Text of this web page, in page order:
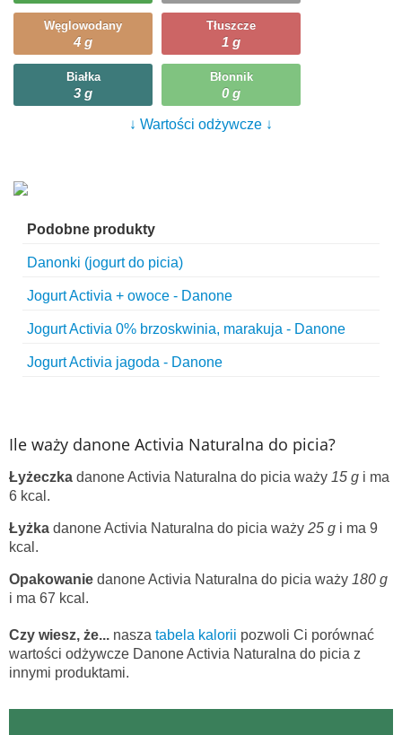
Węglowodany
4 g
Tłuszcze
1 g
Białka
3 g
Błonnik
0 g
↓ Wartości odżywcze ↓
Podobne produkty
Danonki (jogurt do picia)
Jogurt Activia + owoce - Danone
Jogurt Activia 0% brzoskwinia, marakuja - Danone
Jogurt Activia jagoda - Danone
Ile waży danone Activia Naturalna do picia?
Łyżeczka danone Activia Naturalna do picia waży 15 g i ma
6 kcal.
Łyżka danone Activia Naturalna do picia waży 25 g i ma 9
kcal.
Opakowanie danone Activia Naturalna do picia waży 180 g
i ma 67 kcal.
Czy wiesz, że... nasza tabela kalorii pozwoli Ci porównać
wartości odżywcze Danone Activia Naturalna do picia z
innymi produktami.